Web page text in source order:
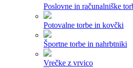
Poslovne in računalniške
Potovalne torbe in kovčki
Športne torbe in nahrbtniki
Vrečke z vrvico